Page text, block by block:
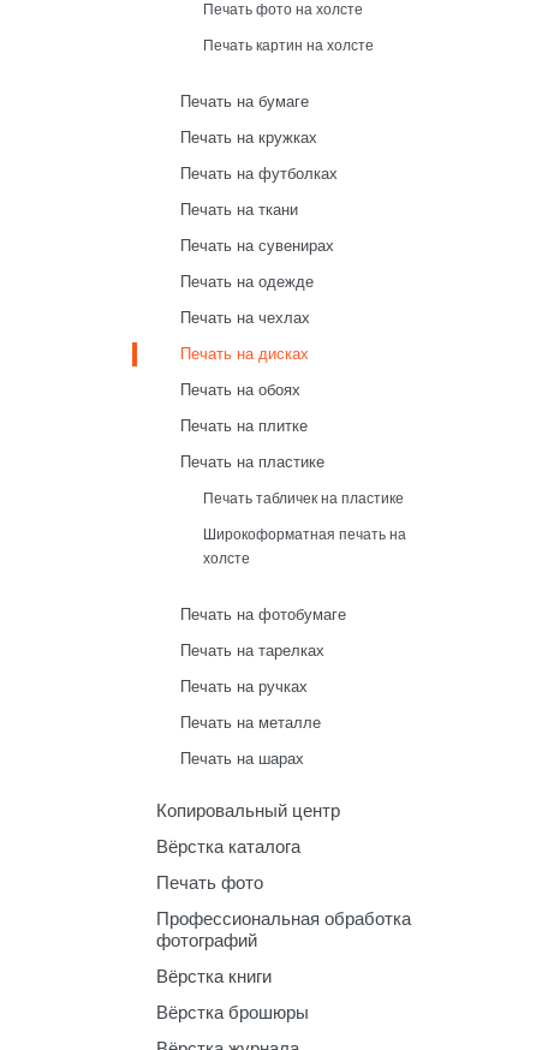
Печать фото на холсте
Печать картин на холсте
Печать на бумаге
Печать на кружках
Печать на футболках
Печать на ткани
Печать на сувенирах
Печать на одежде
Печать на чехлах
Печать на дисках
Печать на обоях
Печать на плитке
Печать на пластике
Печать табличек на пластике
Широкоформатная печать на
холсте
Печать на фотобумаге
Печать на тарелках
Печать на ручках
Печать на металле
Печать на шарах
Копировальный центр
Вёрстка каталога
Печать фото
Профессиональная обработка
фотографий
Вёрстка книги
Вёрстка брошюры